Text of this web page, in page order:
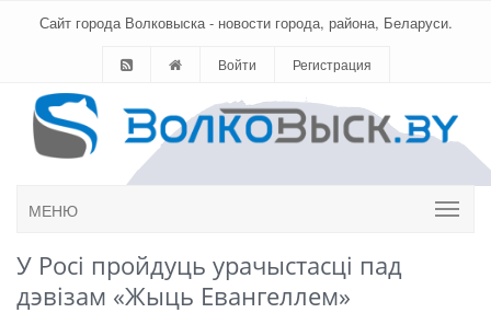
Сайт города Волковыска - новости города, района, Беларуси.
Войти Регистрация
МЕНЮ
У Росі пройдуць урачыстасці пад
дэвізам «Жыць Евангеллем»